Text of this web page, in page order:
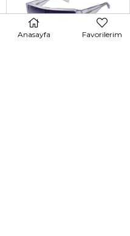
Anasayfa Favorilerim